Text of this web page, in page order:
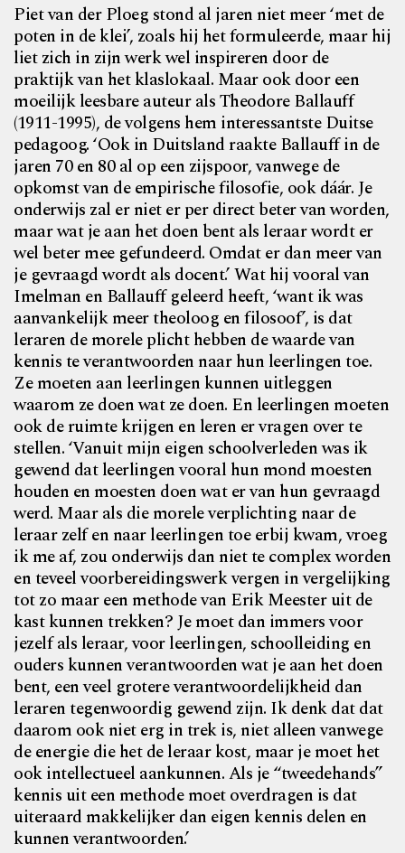
Piet van der Ploeg stond al jaren niet meer ‘met de
poten in de klei’, zoals hij het formuleerde, maar hij
liet zich in zijn werk wel inspireren door de
praktijk van het klaslokaal. Maar ook door een
moeilijk leesbare auteur als Theodore Ballauff
(1911-1995), de volgens hem interessantste Duitse
pedagoog. ‘Ook in Duitsland raakte Ballauff in de
jaren 70 en 80 al op een zijspoor, vanwege de
opkomst van de empirische filosofie, ook dáár. Je
onderwijs zal er niet er per direct beter van worden,
maar wat je aan het doen bent als leraar wordt er
wel beter mee gefundeerd. Omdat er dan meer van
je gevraagd wordt als docent.’ Wat hij vooral van
Imelman en Ballauff geleerd heeft, ‘want ik was
aanvankelijk meer theoloog en filosoof’, is dat
leraren de morele plicht hebben de waarde van
kennis te verantwoorden naar hun leerlingen toe.
Ze moeten aan leerlingen kunnen uitleggen
waarom ze doen wat ze doen. En leerlingen moeten
ook de ruimte krijgen en leren er vragen over te
stellen. ‘Vanuit mijn eigen schoolverleden was ik
gewend dat leerlingen vooral hun mond moesten
houden en moesten doen wat er van hun gevraagd
werd. Maar als die morele verplichting naar de
leraar zelf en naar leerlingen toe erbij kwam, vroeg
ik me af, zou onderwijs dan niet te complex worden
en teveel voorbereidingswerk vergen in vergelijking
tot zo maar een methode van Erik Meester uit de
kast kunnen trekken? Je moet dan immers voor
jezelf als leraar, voor leerlingen, schoolleiding en
ouders kunnen verantwoorden wat je aan het doen
bent, een veel grotere verantwoordelijkheid dan
leraren tegenwoordig gewend zijn. Ik denk dat dat
daarom ook niet erg in trek is, niet alleen vanwege
de energie die het de leraar kost, maar je moet het
ook intellectueel aankunnen. Als je “tweedehands”
kennis uit een methode moet overdragen is dat
uiteraard makkelijker dan eigen kennis delen en
kunnen verantwoorden.’